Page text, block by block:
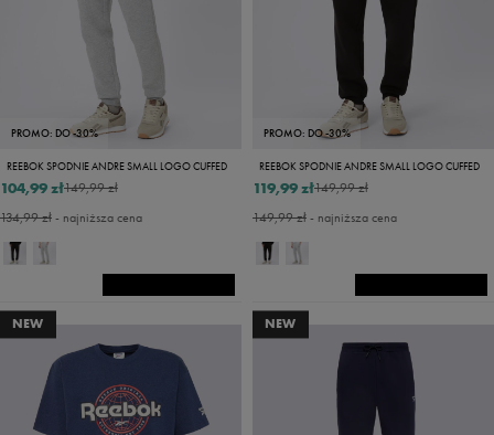
PROMO: DO -30%
REEBOK SPODNIE ANDRE SMALL LOGO CUFFED
149,99 zł
104,99 zł
134,99 zł- najniższa cena
PROMO: DO -30%
REEBOK SPODNIE ANDRE SMALL LOGO CUFFED
149,99 zł
119,99 zł
149,99 zł- najniższa cena
NEW NEW